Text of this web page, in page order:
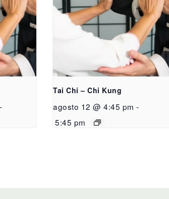
-
Tai Chi – Chi Kung
agosto 12 @ 4:45 pm -
5:45 pm